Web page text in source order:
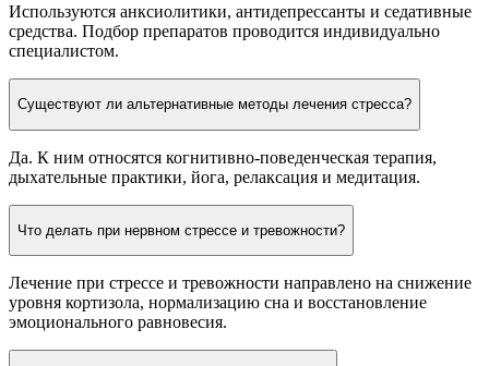
Используются анксиолитики, антидепрессанты и седативные
средства. Подбор препаратов проводится индивидуально
специалистом.
Существуют ли альтернативные методы лечения стресса?
Да. К ним относятся когнитивно-поведенческая терапия,
дыхательные практики, йога, релаксация и медитация.
Что делать при нервном стрессе и тревожности?
Лечение при стрессе и тревожности направлено на снижение
уровня кортизола, нормализацию сна и восстановление
эмоционального равновесия.